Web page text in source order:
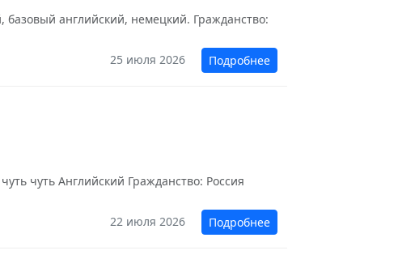
английский, немецкий. Гражданство:
25 июля 2026
Подробнее
чуть Английский Гражданство: Россия
22 июля 2026
Подробнее